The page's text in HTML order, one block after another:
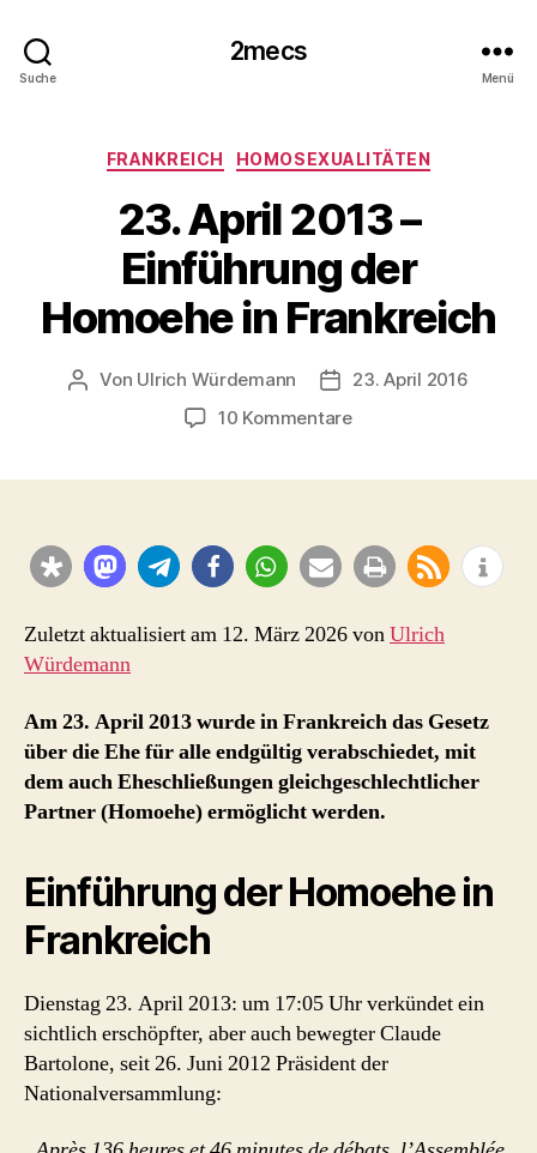
Suche
2mecs
Menü
Kategorien
FRANKREICH HOMOSEXUALITÄTEN
23. April 2013 –
Einführung der
Homoehe in Frankreich
Beitragsautor
Von Ulrich Würdemann Beitragsdatum
23. April 2016
10 Kommentarezu
Einführung
der
in
Zuletzt aktualisiert am 12. März 2026 vonUlrich
Würdemann
Am 23. April 2013 wurde in Frankreich das Gesetz
über die Ehe für alle endgültig verabschiedet, mit
dem auch Eheschließungen gleichgeschlechtlicher
Partner (Homoehe) ermöglicht werden.
Einführung der Homoehe in
Frankreich
Dienstag 23. April 2013: um 17:05 Uhr verkündet ein
sichtlich erschöpfter, aber auch bewegter Claude
Bartolone, seit 26. Juni 2012 Präsident der
Nationalversammlung: